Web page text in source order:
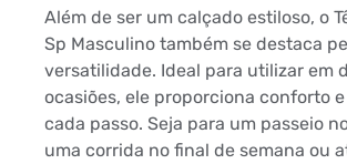
Além de ser um calçado estiloso, o
Sp Masculino também se destaca
versatilidade. Ideal para utilizar em
ocasiões, ele proporciona conforto
cada passo. Seja para um passeio
uma corrida no final de semana ou